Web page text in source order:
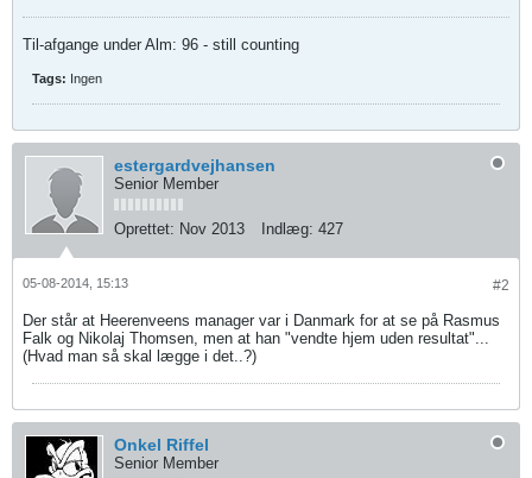
Til-afgange under Alm: 96 - still counting
Tags: Ingen
estergardvejhansen
Senior Member
Oprettet: Nov 2013 Indlæg: 427
#2
05-08-2014, 15:13
Der står at Heerenveens manager var i Danmark for at se på Rasmus
Falk og Nikolaj Thomsen, men at han "vendte hjem uden resultat"...
(Hvad man så skal lægge i det..?)
Onkel Riffel
Senior Member